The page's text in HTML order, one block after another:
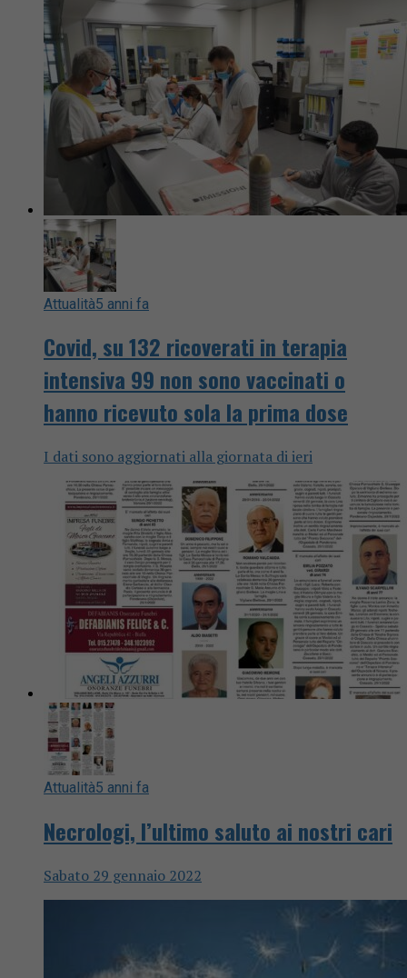
Attualità5 anni fa
Covid, su 132 ricoverati in terapia
intensiva 99 non sono vaccinati o
hanno ricevuto sola la prima dose
I dati sono aggiornati alla giornata di ieri
Attualità5 anni fa
Necrologi, l’ultimo saluto ai nostri cari
Sabato 29 gennaio 2022